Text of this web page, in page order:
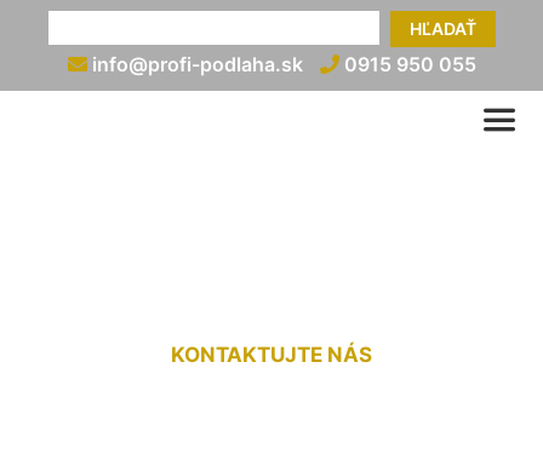
HĽADAŤ
info@profi-podlaha.sk 0915 950 055
KONTAKTUJTE NÁS